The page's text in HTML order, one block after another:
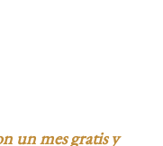
un mes gratis y